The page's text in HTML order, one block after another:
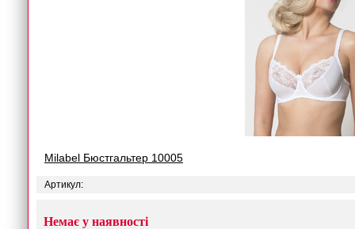
Milabel Бюстгальтер 10005
Артикул:
Немає у наявності